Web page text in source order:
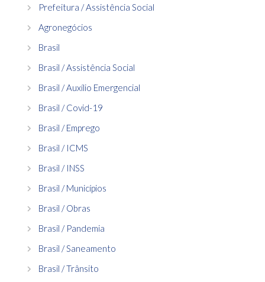
Prefeitura / Assistência Social
Agronegócios
Brasil
Brasil / Assistência Social
Brasil / Auxílio Emergencial
Brasil / Covid-19
Brasil / Emprego
Brasil / ICMS
Brasil / INSS
Brasil / Municípios
Brasil / Obras
Brasil / Pandemia
Brasil / Saneamento
Brasil / Trânsito